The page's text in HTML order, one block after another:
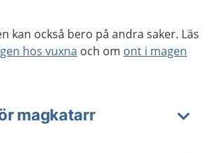
kan också bero på andra saker. Läs
hos vuxna och om ont i magen
magkatarr